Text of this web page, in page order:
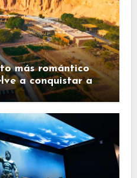
más romántico
a conquistar a